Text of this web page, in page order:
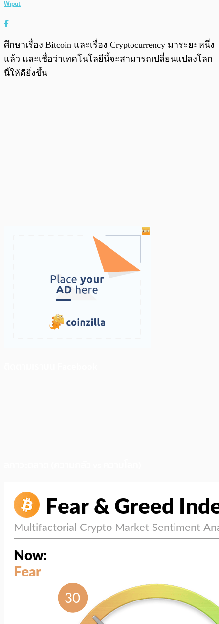
Wiput
ศึกษาเรื่อง Bitcoin และเรื่อง Cryptocurrency มาระยะหนึ่ง
แล้ว และเชื่อว่าเทคโนโลยีนี้จะสามารถเปลี่ยนแปลงโลก
นี้ให้ดียิ่งขึ้น